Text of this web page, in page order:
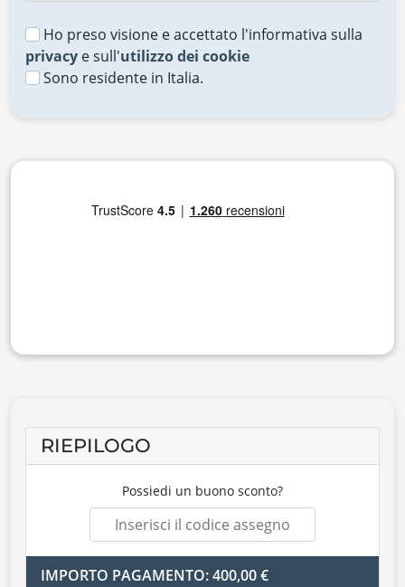
Ho preso visione e accettato l'informativa sulla
privacy e sull'utilizzo dei cookie
Sono residente in Italia.
RIEPILOGO
Possiedi un buono sconto?
IMPORTO PAGAMENTO: 400,00 €